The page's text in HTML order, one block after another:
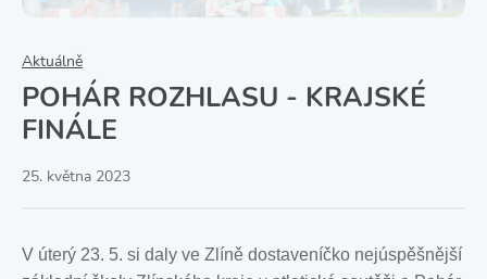
Aktuálně
POHÁR ROZHLASU - KRAJSKÉ
FINÁLE
25. května 2023
V úterý 23. 5. si daly ve Zlíně dostaveníčko nejúspěšnější